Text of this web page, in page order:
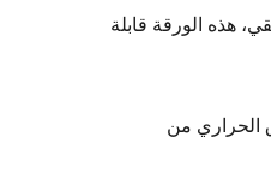
هذه الورقة قابلة
الحراري من